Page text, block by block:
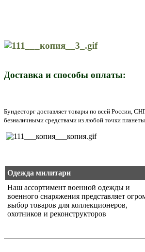
Доставка и способы оплаты:
Бундесторг доставляет товары по всей России,
безналичными средствами из любой точки
Одежда милитари
Наш ассортимент военной одежды и
военного снаряжения представляет
выбор товаров для коллекционеров,
охотников и реконструкторов